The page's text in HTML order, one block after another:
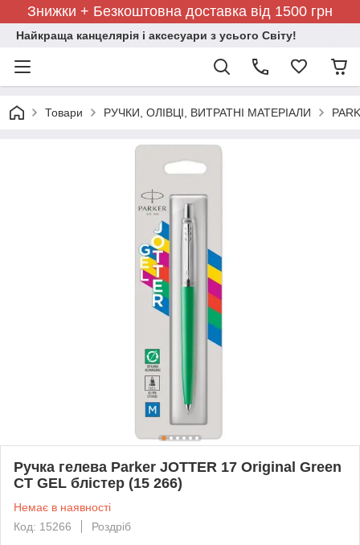
Знижки + Безкоштовна доставка від 1500 грн
Найкраща канцелярія і аксесуари з усього Світу!
Товари РУЧКИ, ОЛІВЦІ, ВИТРАТНІ МАТЕРІАЛИ
Ручка гелева Parker JOTTER 17 Original Green
CT GEL блістер (15 266)
Немає в наявності
Код: 15266
Роздріб